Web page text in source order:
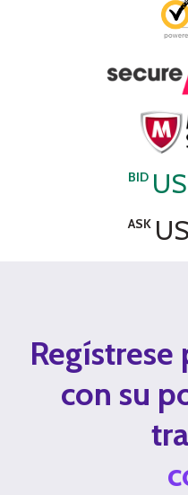
BID
ASK
Regístrese
con su